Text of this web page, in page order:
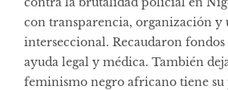
con transparencia, organización y
interseccional. Recaudaron
ayuda legal y médica. También
feminismo negro africano tiene